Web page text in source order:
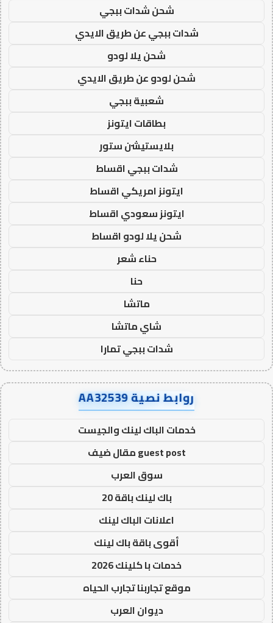
شحن شدات ببجي
شدات ببجي عن طريق الايدي
شحن يلا لودو
شحن لودو عن طريق الايدي
شعبية ببجي
بطاقات ايتونز
بلايستيشن ستور
شدات ببجي اقساط
ايتونز امريكي اقساط
ايتونز سعودي اقساط
شحن يلا لودو اقساط
حناء شعر
حنا
ماتشا
شاي ماتشا
شدات ببجي تمارا
روابط نصية AA32539
خدمات الباك لينك والجيست
guest post مقال ضيف
سوق العرب
باك لينك باقة 20
اعلانات الباك لينك
أقوى باقة باك لينك
خدمات با كلينك 2026
موقع تجاربنا تجارب الحياه
ديوان العرب